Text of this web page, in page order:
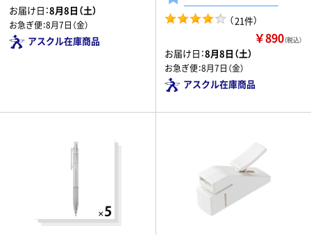
お届け日：8月8日（土）
お急ぎ便：8月7日（金）
アスクル在庫商品
（21件）
￥890（税込）
お届け日：8月8日（土）
お急ぎ便：8月7日（金）
アスクル在庫商品